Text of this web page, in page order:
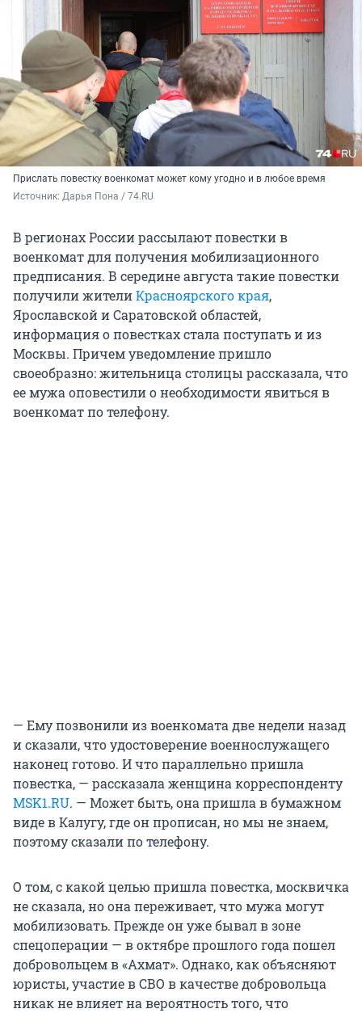
Прислать повестку военкомат может кому угодно и в любое время
Источник: Дарья Пона / 74.RU
В регионах России рассылают повестки в
военкомат для получения мобилизационного
предписания. В середине августа такие повестки
получили жителиКрасноярского края,
Ярославской и Саратовской областей,
информация о повестках стала поступать и из
Москвы. Причем уведомление пришло
своеобразно: жительница столицы рассказала, что
ее мужа оповестили о необходимости явиться в
военкомат по телефону.
— Ему позвонили из военкомата две недели назад
и сказали, что удостоверение военнослужащего
наконец готово. И что параллельно пришла
повестка, — рассказала женщина корреспонденту
MSK1.RU. — Может быть, она пришла в бумажном
виде в Калугу, где он прописан, но мы не знаем,
поэтому сказали по телефону.
О том, с какой целью пришла повестка, москвичка
не сказала, но она переживает, что мужа могут
мобилизовать. Прежде он уже бывал в зоне
спецоперации — в октябре прошлого года пошел
добровольцем в «Ахмат». Однако, как объясняют
юристы, участие в СВО в качестве добровольца
никак не влияет на вероятность того, что